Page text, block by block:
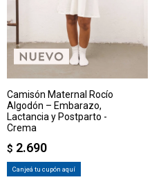
Camisón Maternal Rocío
Algodón – Embarazo,
Lactancia y Postparto -
Crema
$ 2.690
Canjeá tu cupón aquí